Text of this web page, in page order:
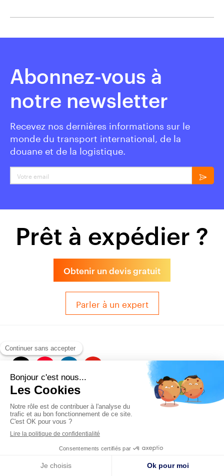
Abonnez-vous à
notre newsletter
Recevez nos dernières informations sur le
monde du transport international, de la
douane et de la logistique.
Votre email
Prêt à expédier ?
Obtenir un devis gratuit
Parler à un expert
© 2017-2025 QUALITAIR&SEA Dimotrans Group. Tout droits réservés.